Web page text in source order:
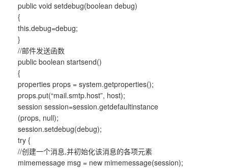
public void setdebug(boolean debug)
{
this.debug=debug;
}
//邮件发送函数
public boolean startsend()
{
properties props = system.getproperties();
props.put(“mail.smtp.host”, host);
session session=session.getdefaultinstance
(props, null);
session.setdebug(debug);
try {
//创建一个消息,并初始化该消息的各项元素
mimemessage msg = new mimemessage(session);